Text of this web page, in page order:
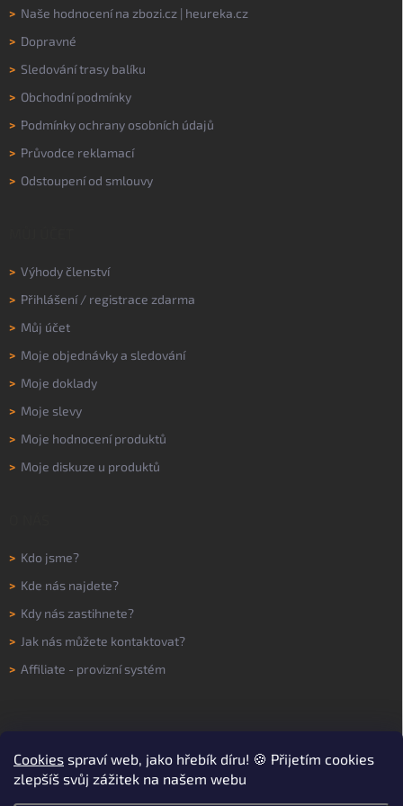
Cookies spraví web, jako hřebík díru! 🍪 Přijetím cookies
zlepšíš svůj zážitek na našem webu
> Naše hodnocení na zbozi.cz | heureka.cz
> Dopravné
> Sledování trasy balíku
> Obchodní podmínky
> Podmínky ochrany osobních údajů
> Průvodce reklamací
> Odstoupení od smlouvy
> Výhody členství
> Přihlášení/ registrace zdarma
> Můj účet
> Moje objednávky a sledování
> Moje doklady
> Moje slevy
> Moje hodnocení produktů
> Moje diskuze u produktů
> Kdo jsme?
> Kde nás najdete?
> Kdy nás zastihnete?
> Jak nás můžete kontaktovat?
> Affiliate - provizní systém